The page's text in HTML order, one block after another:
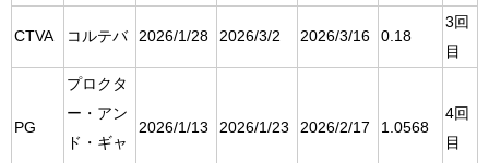
CTVA コルテバ 2026/1/28 2026/3/2 2026/3/16 0.18
3回
目
PG
プロクタ
ー・アン
ド・ギャ
2026/1/13 2026/1/23 2026/2/17 1.0568
4回
目